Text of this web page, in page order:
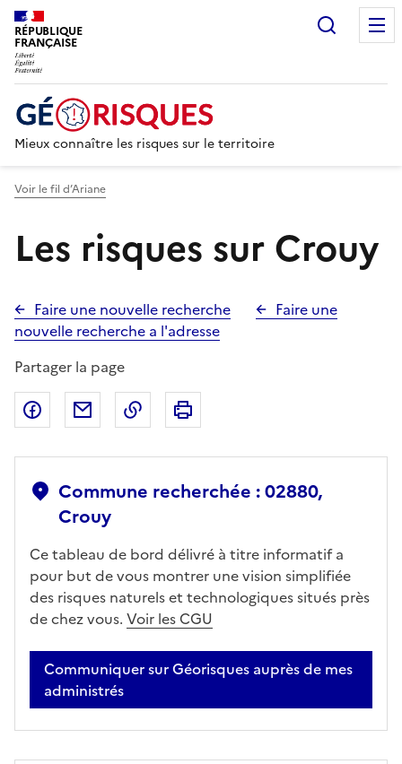
RÉPUBLIQUE
FRANÇAISE
Mieux connaître les risques sur le territoire
Voir le fil d’Ariane
Les risques sur Crouy
Faire une nouvelle recherche
Faire une
nouvelle recherche a l'adresse
Partager la page
Partager sur Facebook
Partager par emailCopier dans le presse-papier
Commune recherchée : 02880,
Crouy
Ce tableau de bord délivré à titre informatif a
pour but de vous montrer une vision simplifiée
des risques naturels et technologiques situés près
de chez vous. Voir les CGU
Communiquer sur Géorisques auprès de mes
administrés